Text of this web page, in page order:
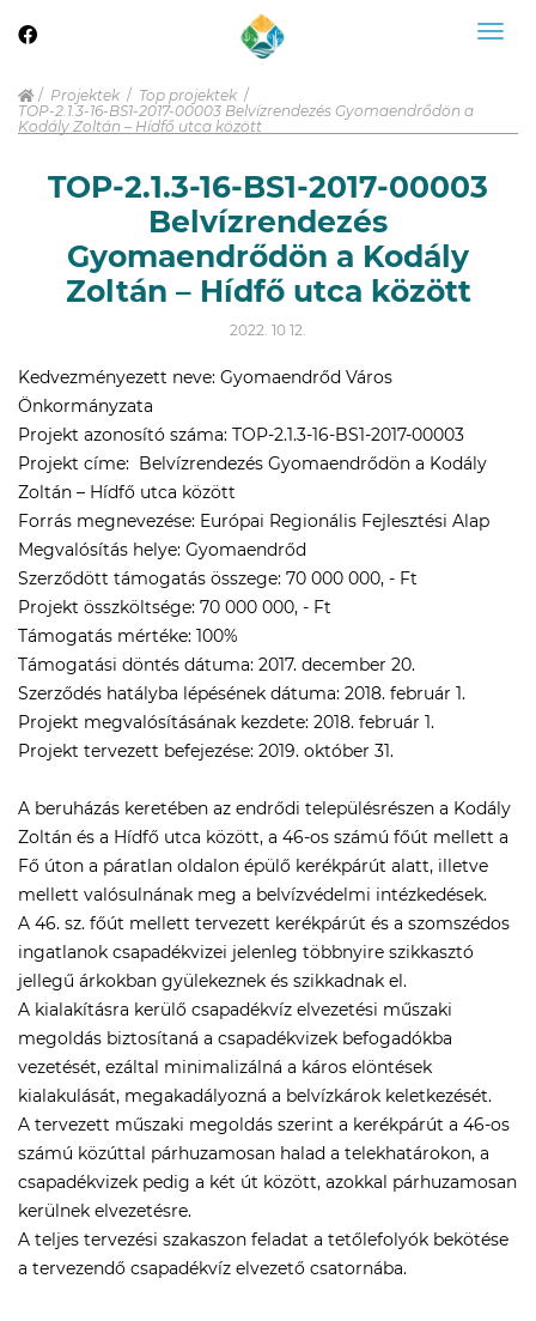
Projektek
Top projektek
TOP-2.1.3-16-BS1-2017-00003 Belvízrendezés Gyomaendrődön a
Kodály Zoltán – Hídfő utca között
TOP-2.1.3-16-BS1-2017-00003
Belvízrendezés
Gyomaendrődön a Kodály
Zoltán – Hídfő utca között
2022. 10 12.
Kedvezményezett neve: Gyomaendrőd Város
Önkormányzata
Projekt azonosító száma: TOP-2.1.3-16-BS1-2017-00003
Projekt címe:  Belvízrendezés Gyomaendrődön a Kodály
Zoltán – Hídfő utca között
Forrás megnevezése: Európai Regionális Fejlesztési Alap
Megvalósítás helye: Gyomaendrőd
Szerződött támogatás összege: 70 000 000, - Ft
Projekt összköltsége: 70 000 000, - Ft
Támogatás mértéke: 100%
Támogatási döntés dátuma: 2017. december 20.
Szerződés hatályba lépésének dátuma: 2018. február 1.
Projekt megvalósításának kezdete: 2018. február 1.
Projekt tervezett befejezése: 2019. október 31.
A beruházás keretében az endrődi településrészen a Kodály
Zoltán és a Hídfő utca között, a 46-os számú főút mellett a
Fő úton a páratlan oldalon épülő kerékpárút alatt, illetve
mellett valósulnának meg a belvízvédelmi intézkedések.
A 46. sz. főút mellett tervezett kerékpárút és a szomszédos
ingatlanok csapadékvizei jelenleg többnyire szikkasztó
jellegű árkokban gyülekeznek és szikkadnak el.
A kialakításra kerülő csapadékvíz elvezetési műszaki
megoldás biztosítaná a csapadékvizek befogadókba
vezetését, ezáltal minimalizálná a káros elöntések
kialakulását, megakadályozná a belvízkárok keletkezését.
A tervezett műszaki megoldás szerint a kerékpárút a 46-os
számú közúttal párhuzamosan halad a telekhatárokon, a
csapadékvizek pedig a két út között, azokkal párhuzamosan
kerülnek elvezetésre.
A teljes tervezési szakaszon feladat a tetőlefolyók bekötése
a tervezendő csapadékvíz elvezető csatornába.